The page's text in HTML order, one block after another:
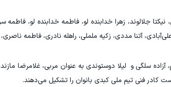
نیکتا جلالوند، زهرا خدابنده لو، فاطمه خدابنده لو،
آتنا مددی، زکیه ململی، راهله نادری، فاطمه
آزاده سلگی و لیلا دوستوندی به عنوان مربی، غلامرضا
کادر فنی تیم ملی کبدی بانوان را تشکیل می‌دهند.